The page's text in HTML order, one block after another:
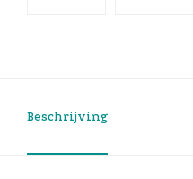
Beschrijving